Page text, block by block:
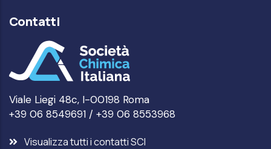
Contatti
Viale Liegi 48c, I-00198 Roma
+39 06 8549691 / +39 06 8553968
Visualizza tutti i contatti SCI